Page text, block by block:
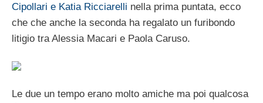
Cipollari e Katia Ricciarelli nella prima puntata, ecco
che che anche la seconda ha regalato un furibondo
litigio tra Alessia Macari e Paola Caruso.
Le due un tempo erano molto amiche ma poi qualcosa